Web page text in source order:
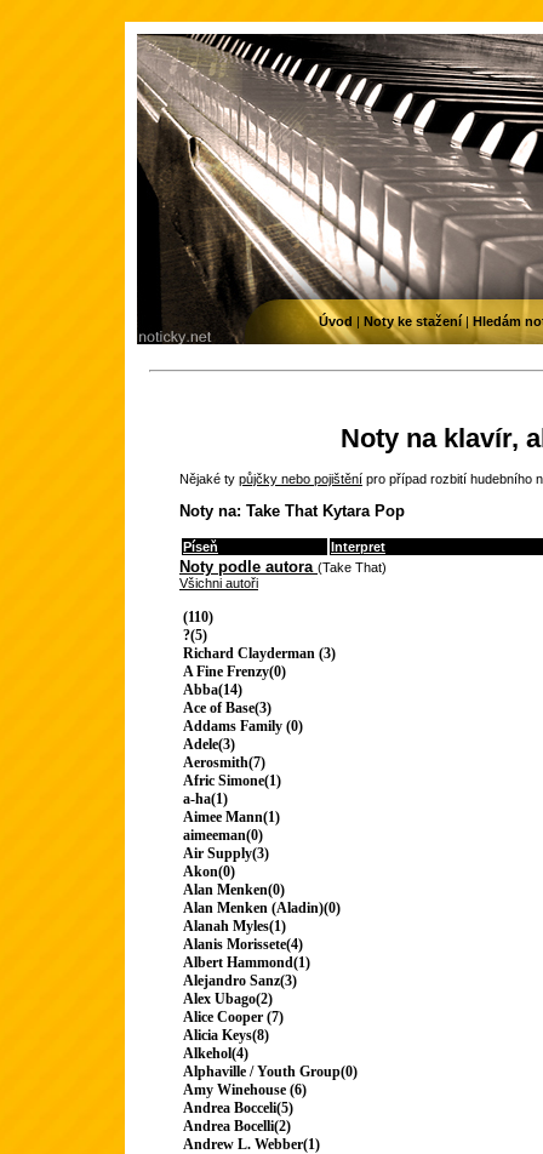
Noty na klavír,
Nějaké ty půjčky nebo pojištění pro případ rozbití hudebního
Noty na: Take That Kytara Pop
Píseň Interpret
Noty podle autora (Take That)
Všichni autoři
(110)
?(5)
Richard Clayderman (3)
A Fine Frenzy(0)
Abba(14)
Ace of Base(3)
Addams Family (0)
Adele(3)
Aerosmith(7)
Afric Simone(1)
a-ha(1)
Aimee Mann(1)
aimeeman(0)
Air Supply(3)
Akon(0)
Alan Menken(0)
Alan Menken (Aladin)(0)
Alanah Myles(1)
Alanis Morissete(4)
Albert Hammond(1)
Alejandro Sanz(3)
Alex Ubago(2)
Alice Cooper (7)
Alicia Keys(8)
Alkehol(4)
Alphaville / Youth Group(0)
Amy Winehouse (6)
Andrea Bocceli(5)
Andrea Bocelli(2)
Andrew L. Webber(1)
Úvod | Noty ke stažení| Hledám